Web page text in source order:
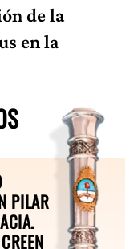
de la
en la
PILAR